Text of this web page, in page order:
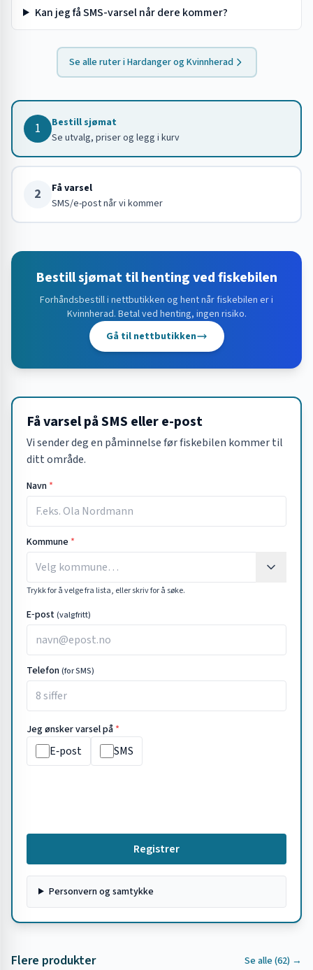
Kan jeg få SMS-varsel når dere kommer?
Se alle ruter iHardanger og Kvinnherad
1
Bestill sjømat
Se utvalg, priser og legg i kurv
2
Få varsel
SMS/e-post når vi kommer
Bestill sjømat til henting ved fiskebilen
Forhåndsbestill i nettbutikken og hent når fiskebilen er i
Kvinnherad. Betal ved henting, ingen risiko.
Gå til nettbutikken
Få varsel på SMS eller e-post
Vi sender deg en påminnelse før fiskebilen kommer til
ditt område.
Navn *
Kommune *
Trykk for å velge fra lista, eller skriv for å søke.
E‑post (valgfritt)
Telefon(for SMS)
Jeg ønsker varsel på *
E‑post SMS
Registrer
Personvern og samtykke
Flere produkter Se alle (62) →